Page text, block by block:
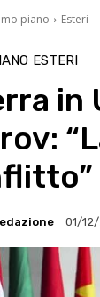
piano Esteri
ESTERI
in
01/